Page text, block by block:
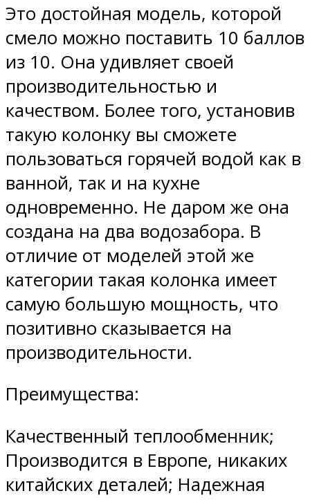
Это достойная модель, которой
смело можно поставить 10 баллов
из 10. Она удивляет своей
производительностью и
качеством. Более того, установив
такую колонку вы сможете
пользоваться горячей водой как в
ванной, так и на кухне
одновременно. Не даром же она
создана на два водозабора. В
отличие от моделей этой же
категории такая колонка имеет
самую большую мощность, что
позитивно сказывается на
производительности.
Преимущества:
Качественный теплообменник;
Производится в Европе, никаких
китайских деталей; Надежная